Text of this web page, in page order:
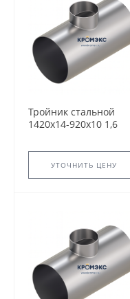
Тройник стальной
1420x14-920х10 1,6
5.903-13 переходный
сварнойУТОЧНИТЬ ЦЕНУ